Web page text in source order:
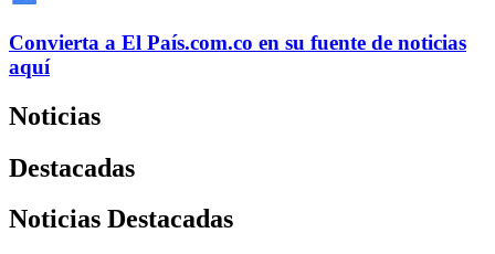
Convierta a El País.com.co en su fuente de noticias
aquí
Noticias
Destacadas
Noticias Destacadas